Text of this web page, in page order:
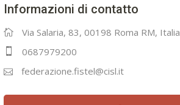
Informazioni di contatto
Via Salaria, 83, 00198 Roma RM, Italia
0687979200
federazione.fistel@cisl.it